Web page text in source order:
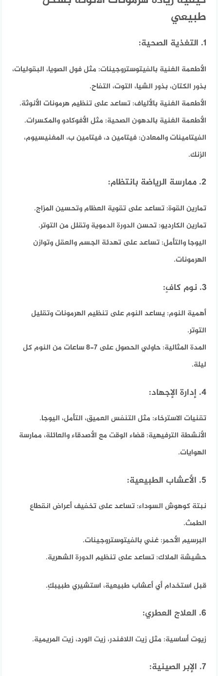
طبيعي
1. التغذية الصحية:
الأطعمة الغنية بالفيتوستروجينات: مثل فول الصويا، البقوليات،
بذور الكتان، بذور الشيا، التوت، التفاح.
الأطعمة الغنية بالألياف: تساعد على تنظيم هرمونات الأنوثة.
الأطعمة الغنية بالدهون الصحية: مثل الأفوكادو والمكسرات.
الفيتامينات والمعادن: فيتامين د، فيتامين ب، المغنيسيوم،
الزنك.
2. ممارسة الرياضة بانتظام:
تمارين القوة: تساعد على تقوية العظام وتحسين المزاج.
تمارين الكارديو: تحسن الدورة الدموية وتقلل من التوتر.
اليوجا والتأمل: تساعد على تهدئة الجسم والعقل وتوازن
الهرمونات.
3. نوم كافٍ:
أهمية النوم: يساعد النوم على تنظيم الهرمونات وتقليل
التوتر.
المدة المثالية:
حاولي الحصول على 7-8 ساعات من النوم كل
ليلة.
4. إدارة الإجهاد:
تقنيات الاسترخاء: مثل التنفس العميق، التأمل، اليوجا.
الأنشطة الترفيهية: قضاء الوقت مع الأصدقاء والعائلة، ممارسة
الهوايات.
5. الأعشاب الطبيعية:
نبتة كوهوش السوداء: تساعد على تخفيف أعراض انقطاع
الطمث.
البرسيم الأحمر: غني بالفيتوستروجينات.
حشيشة الملاك: تساعد على تنظيم الدورة الشهرية.
قبل استخدام أي أعشاب طبيعية، استشيري طبيبكِ.
6. العلاج العطري:
زيوت أساسية: مثل زيت اللافندر، زيت الورد، زيت المريمية.
7. الإبر الصينية: